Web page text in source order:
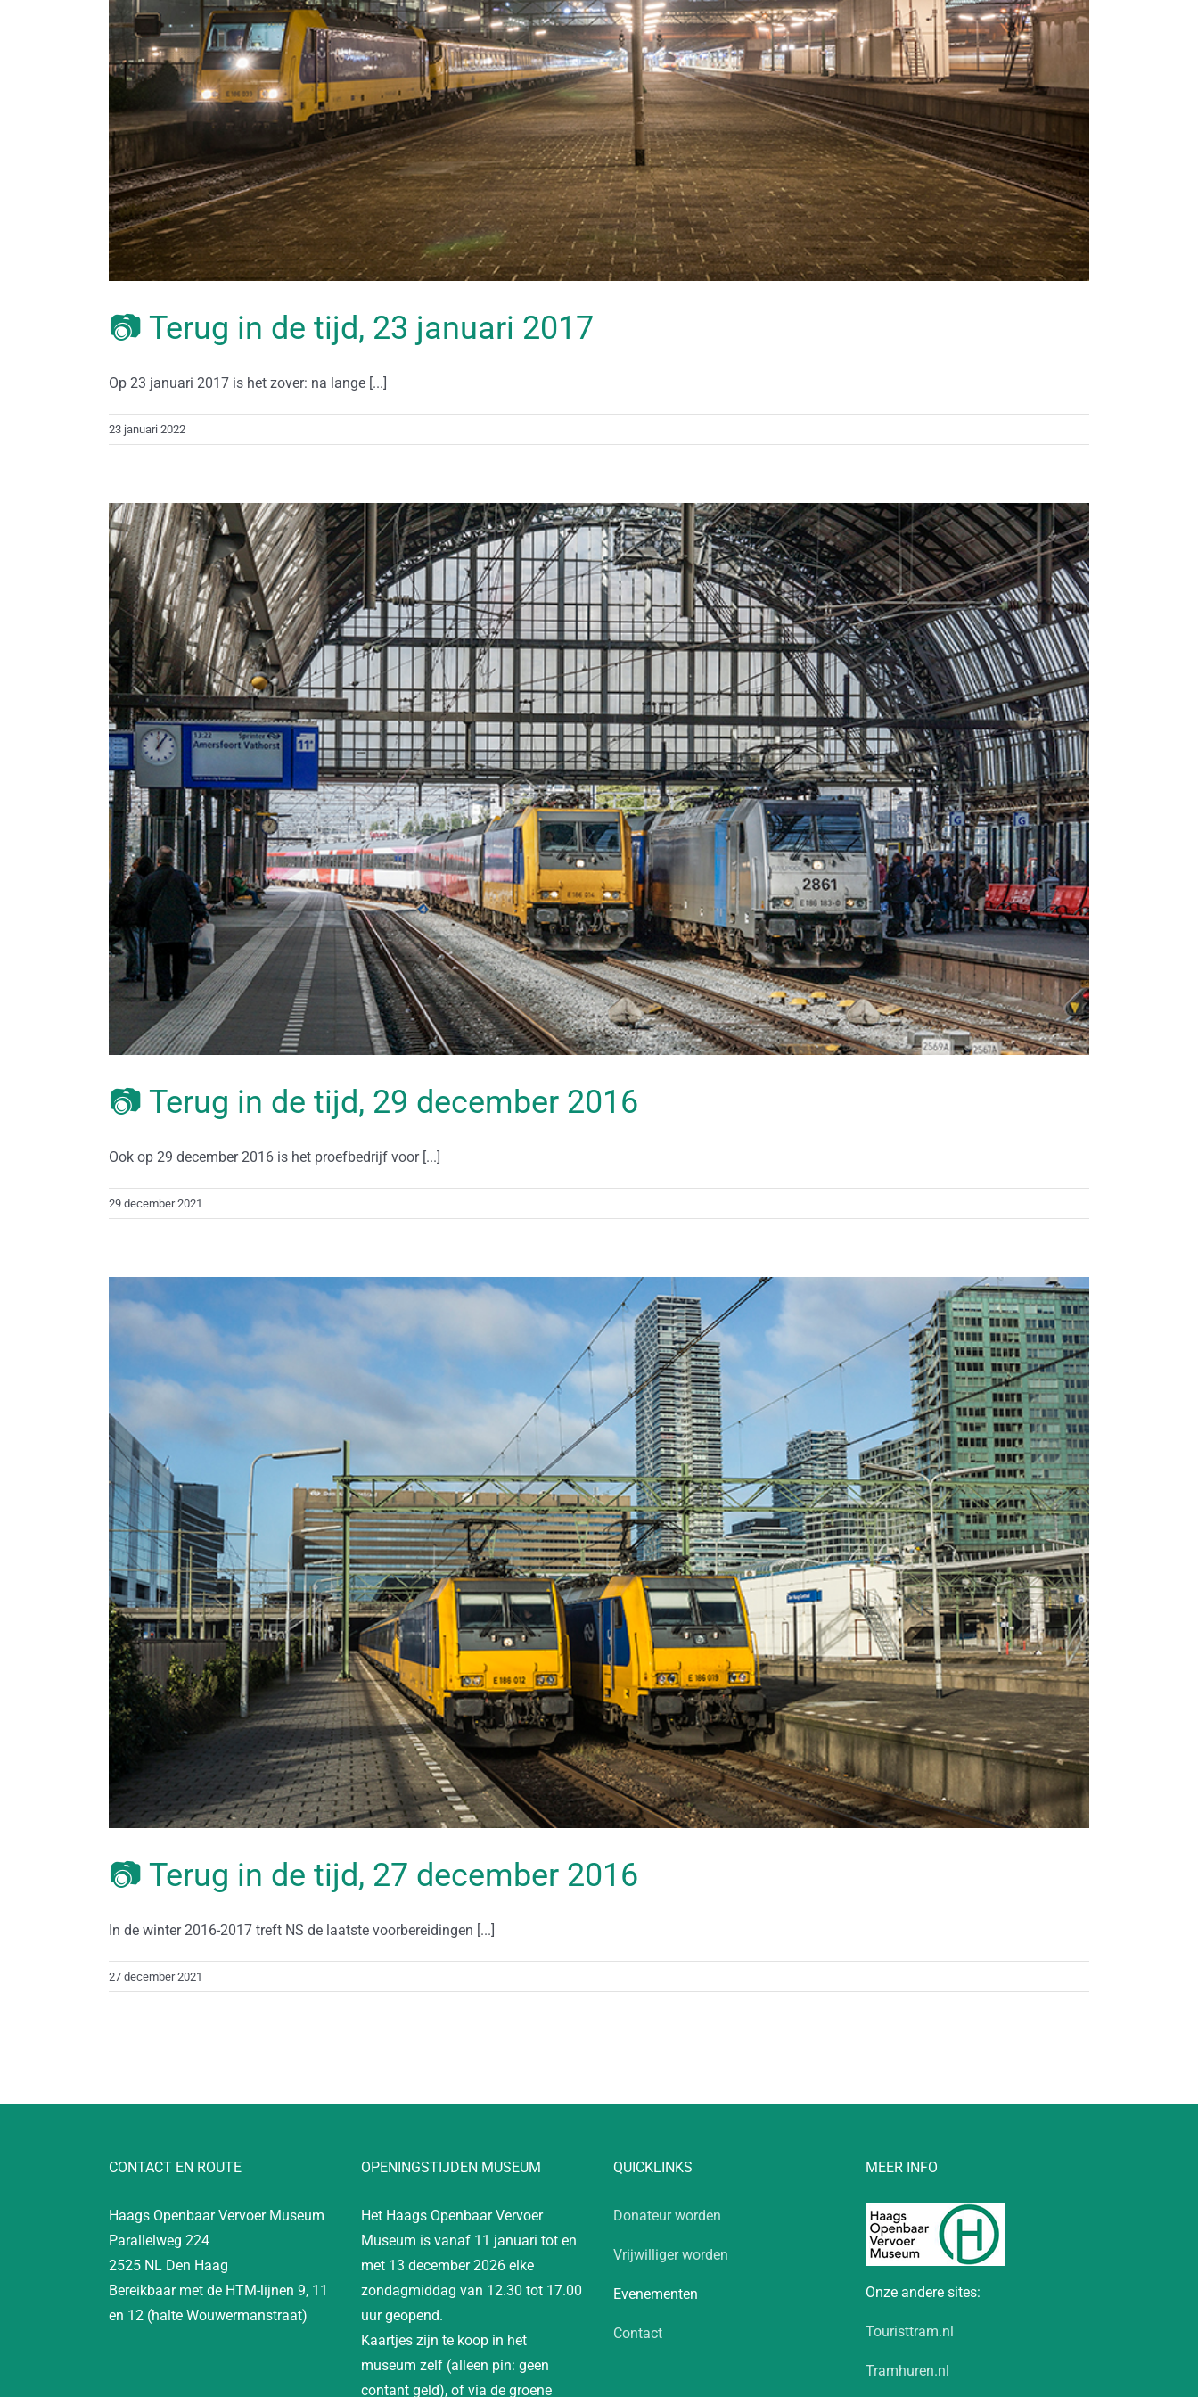
📷 Terug in de tijd, 23 januari 2017
Op 23 januari 2017 is het zover: na lange [...]
23 januari 2022
📷 Terug in de tijd, 29 december 2016
Ook op 29 december 2016 is het proefbedrijf voor [...]
29 december 2021
📷 Terug in de tijd, 27 december 2016
In de winter 2016-2017 treft NS de laatste voorbereidingen [...]
27 december 2021
CONTACT EN ROUTE
Haags Openbaar Vervoer Museum
Parallelweg 224
2525 NL Den Haag
Bereikbaar met de HTM-lijnen 9, 11
en 12 (halte Wouwermanstraat)
OPENINGSTIJDEN MUSEUM
Het Haags Openbaar Vervoer
Museum is vanaf 11 januari tot en
met 13 december 2026 elke
zondagmiddag van 12.30 tot 17.00
uur geopend.
Kaartjes zijn te koop in het
museum zelf (alleen pin: geen
contant geld), of via de groene
QUICKLINKS
Donateur worden
Vrijwilliger worden
Evenementen
Contact
MEER INFO
Onze andere sites:
Touristtram.nl
Tramhuren.nl